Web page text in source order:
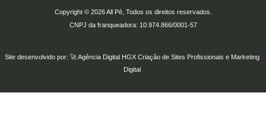
Copyright © 2026 All Pé, Todos os direitos reservados.
CNPJ da franqueadora: 10.974.866/0001-57
Site desenvolvido por: 🚀Agência Digital HGXCriação de Sites Profissionaise Marketing
Digital